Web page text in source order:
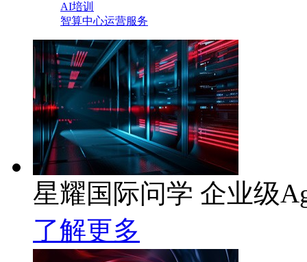
AI培训
智算中心运营服务
星耀国际问学 企业级
了解更多